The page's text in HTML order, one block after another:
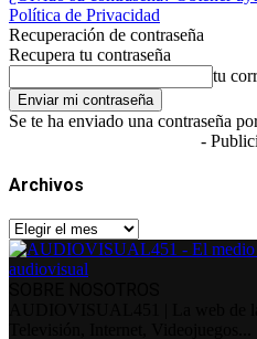
Política de Privacidad
Recuperación de contraseña
Recupera tu contraseña
tu
Se te ha enviado una contraseña
-
Archivos
Archivos